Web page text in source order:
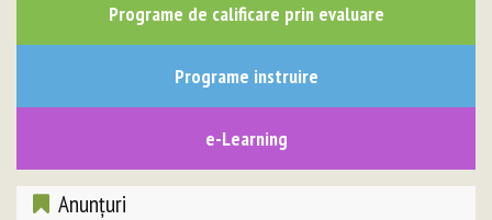
Programe de calificare prin evaluare
Programe instruire
e-Learning
Anunţuri